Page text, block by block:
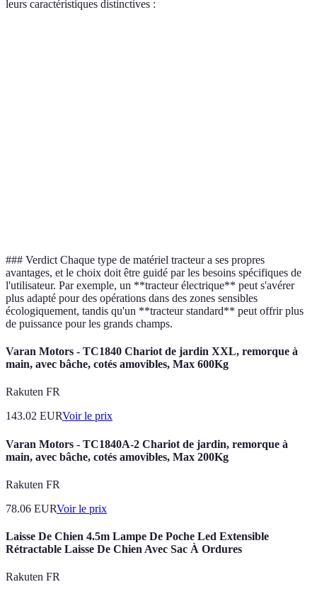
leurs caractéristiques distinctives :
### Verdict Chaque type de matériel tracteur a ses propres
avantages, et le choix doit être guidé par les besoins spécifiques de
l'utilisateur. Par exemple, un **tracteur électrique** peut s'avérer
plus adapté pour des opérations dans des zones sensibles
écologiquement, tandis qu'un **tracteur standard** peut offrir plus
de puissance pour les grands champs.
Varan Motors - TC1840 Chariot de jardin XXL, remorque à
main, avec bâche, cotés amovibles, Max 600Kg
Rakuten FR
143.02 EURVoir le prix
Varan Motors - TC1840A-2 Chariot de jardin, remorque à
main, avec bâche, cotés amovibles, Max 200Kg
Rakuten FR
78.06 EURVoir le prix
Laisse De Chien 4.5m Lampe De Poche Led Extensible
Rétractable Laisse De Chien Avec Sac À Ordures
Rakuten FR